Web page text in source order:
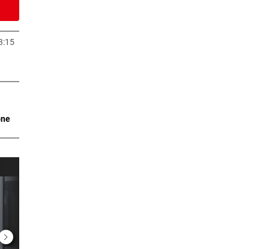
Tab öffnen
Tab öffnen